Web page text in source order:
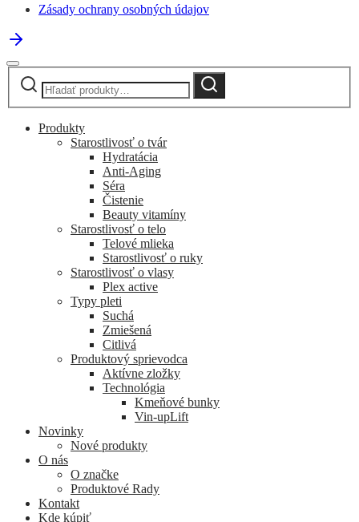
Zásady ochrany osobných údajov
Hľadať:
Vyhľadávanie
Produkty
Starostlivosť o tvár
Hydratácia
Anti-Aging
Séra
Čistenie
Beauty vitamíny
Starostlivosť o telo
Telové mlieka
Starostlivosť o ruky
Starostlivosť o vlasy
Plex active
Typy pleti
Suchá
Zmiešená
Citlivá
Produktový sprievodca
Aktívne zložky
Technológia
Kmeňové bunky
Vin-upLift
Novinky
Nové produkty
O nás
O značke
Produktové Rady
Kontakt
Kde kúpiť